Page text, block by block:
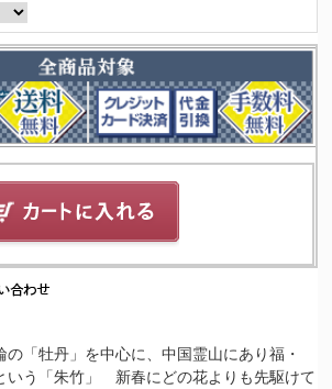
「牡丹」を中心に、中国霊山にあり福・
いう「朱竹」 新春にどの花よりも先駆けて